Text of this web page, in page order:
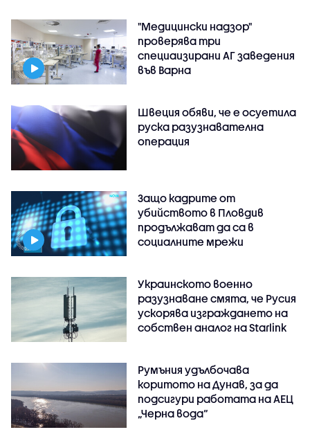
"Медицински надзор"
проверява три
специаизирани АГ заведения
във Варнa
Швеция обяви, че е осуетила
руска разузнавателна
операция
Защо кадрите от
убийството в Пловдив
продължават да са в
социалните мрежи
Украинското военно
разузнаване смята, че Русия
ускорява изграждането на
собствен аналог на Starlink
Румъния удълбочава
коритото на Дунав, за да
подсигури работата на АЕЦ
„Черна вода“